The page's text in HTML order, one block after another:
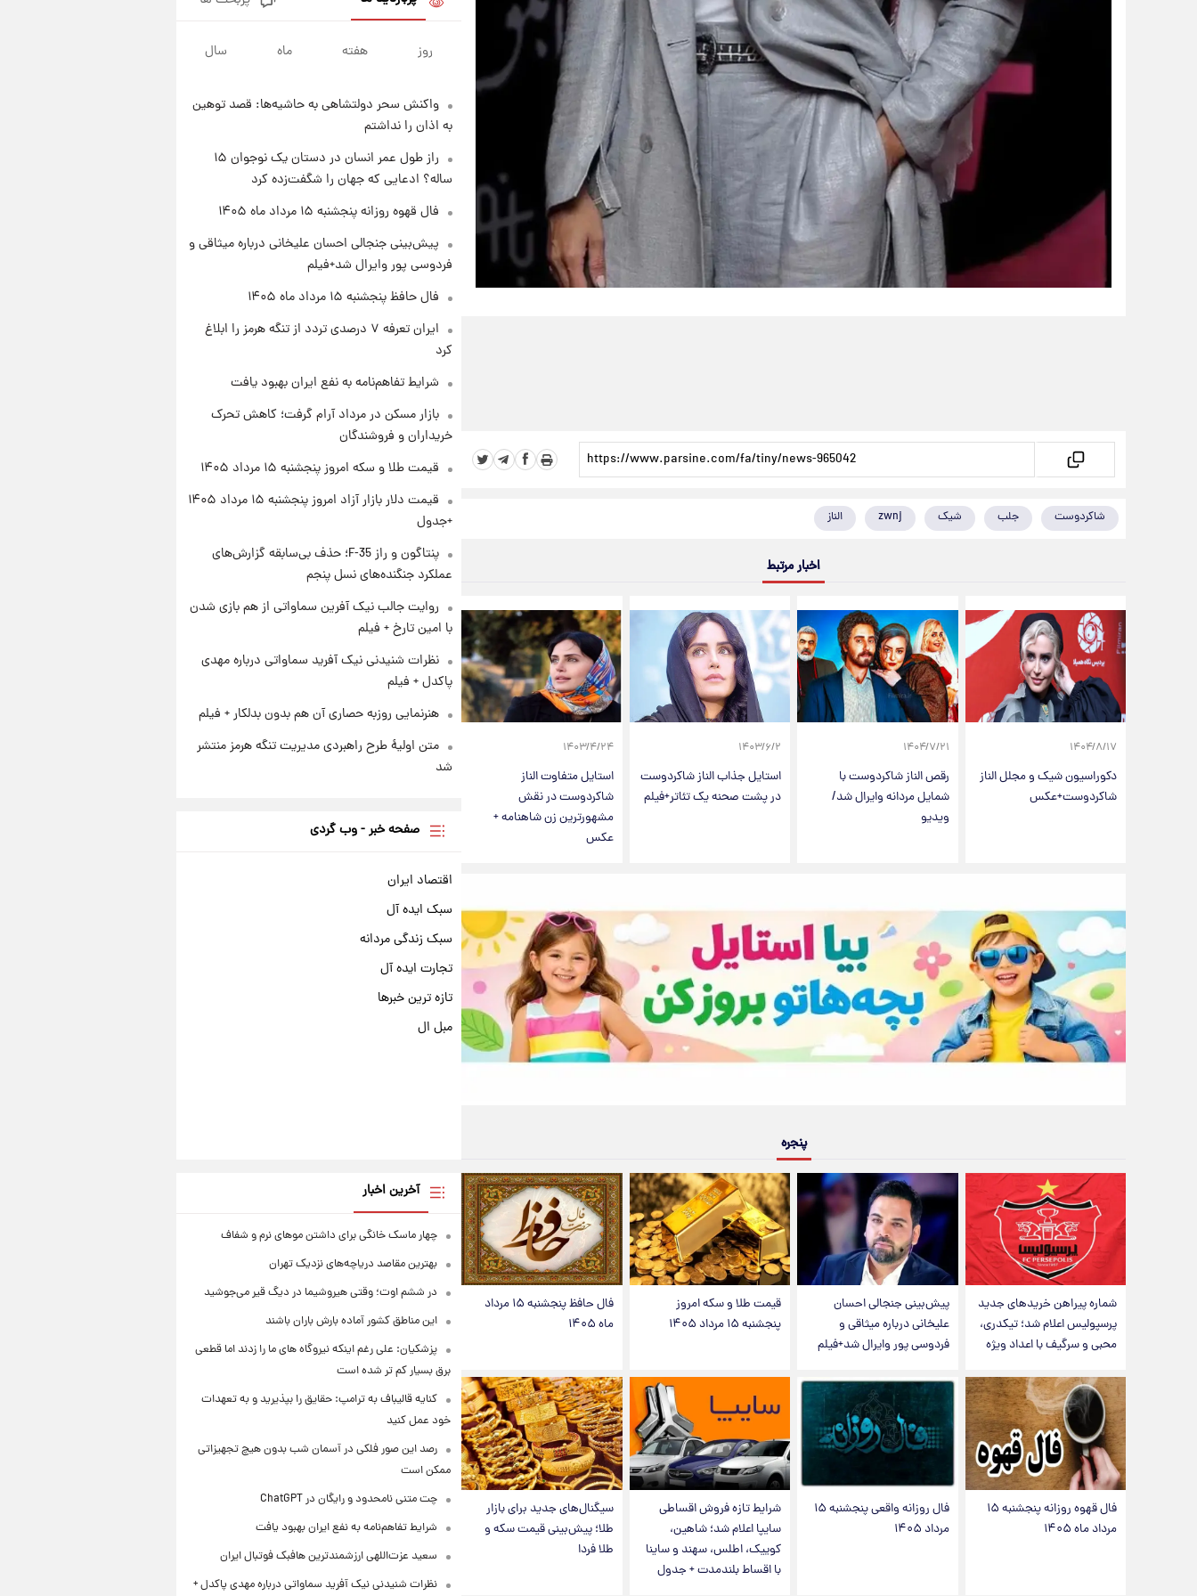
شاکردوست جلب شیک zwnj الناز
اخبار مرتبط
۱۴۰۴/۸/۱۷
دکوراسیون شیک و مجلل الناز
شاکردوست+عکس
۱۴۰۴/۷/۲۱
رقص الناز شاکردوست با
شمایل مردانه وایرال شد/
ویدیو
۱۴۰۳/۶/۲
استایل جذاب الناز شاکردوست
در پشت صحنه یک تئاتر+فیلم
۱۴۰۳/۴/۲۴
استایل متفاوت الناز
شاکردوست در نقش
مشهورترین زن شاهنامه +
عکس
پنجره
شماره پیراهن خریدهای جدید
پرسپولیس اعلام شد؛ تیکدری،
محبی و سرگیف با اعداد ویژه
پیش‌بینی جنجالی احسان
علیخانی درباره میثاقی و
فردوسی پور وایرال شد+فیلم
قیمت طلا و سکه امروز
پنجشنبه ۱۵ مرداد ۱۴۰۵
فال حافظ پنجشنبه ۱۵ مرداد
ماه ۱۴۰۵
فال قهوه روزانه پنجشنبه ۱۵
مرداد ماه ۱۴۰۵
فال روزانه واقعی پنجشنبه ۱۵
مرداد ۱۴۰۵
شرایط تازه فروش اقساطی
سایپا اعلام شد؛ شاهین،
کوییک، اطلس، سهند و ساینا
با اقساط بلندمدت + جدول
سیگنال‌های جدید برای بازار
طلا؛ پیش‌بینی قیمت سکه و
طلا فردا
فال قهوه روزانه پنجشنبه ۱۵ مرداد
ماه ۱۴۰۵
۱ روز پیش
چهارشنبه ۱۴ مرداد + جدول
۱ روز پیش
تولید سایپا؛ نام خودرو، مبلغ پیش
پرداخت و زمان تحویل | سود
مشارکت چند درصد است؟
روز هفته ماه سال
واکنش سحر دولتشاهی به حاشیه‌ها: قصد توهین
به اذان را نداشتم
راز طول عمر انسان در دستان یک نوجوان ۱۵
ساله؟ ادعایی که جهان را شگفت‌زده کرد
فال قهوه روزانه پنجشنبه ۱۵ مرداد ماه ۱۴۰۵
پیش‌بینی جنجالی احسان علیخانی درباره میثاقی و
فردوسی پور وایرال شد+فیلم
فال حافظ پنجشنبه ۱۵ مرداد ماه ۱۴۰۵
ایران تعرفه ۷ درصدی تردد از تنگه هرمز را ابلاغ
کرد
شرایط تفاهم‌نامه به نفع ایران بهبود یافت
بازار مسکن در مرداد آرام گرفت؛ کاهش تحرک
خریداران و فروشندگان
قیمت طلا و سکه امروز پنجشنبه ۱۵ مرداد ۱۴۰۵
قیمت دلار بازار آزاد امروز پنجشنبه ۱۵ مرداد ۱۴۰۵
+جدول
پنتاگون و راز F-35؛ حذف بی‌سابقه گزارش‌های
عملکرد جنگنده‌های نسل پنجم
روایت جالب نیک آفرین سماواتی از هم بازی شدن
با امین تارخ + فیلم
نظرات شنیدنی نیک آفرید سماواتی درباره مهدی
پاکدل + فیلم
هنرنمایی روزبه حصاری آن هم بدون بدلکار + فیلم
متن اولیۀ طرح راهبردی مدیریت تنگه هرمز منتشر
شد
صفحه خبر - وب گردی
اقتصاد ایران
سبک ایده آل
سبک زندگی مردانه
تجارت ایده آل
تازه ترین خبرها
مبل ال
آخرین اخبار
چهار ماسک خانگی برای داشتن موهای نرم و شفاف
بهترین مقاصد دریاچه‌های نزدیک تهران
در ششم اوت؛ وقتی هیروشیما در دیگ قیر می‌جوشید
این مناطق کشور آماده بارش باران باشند
پزشکیان: علی رغم اینکه نیروگاه های ما را زدند اما قطعی
برق بسیار کم تر شده است
کنایه قالیباف به ترامپ: حقایق را بپذیرید و به تعهدات
خود عمل کنید
رصد این صور فلکی در آسمان شب بدون هیچ تجهیزاتی
ممکن است
چت متنی نامحدود و رایگان در ChatGPT
شرایط تفاهم‌نامه به نفع ایران بهبود یافت
سعید عزت‌اللهی ارزشمندترین هافبک فوتبال ایران
نظرات شنیدنی نیک آفرید سماواتی درباره مهدی پاکدل +